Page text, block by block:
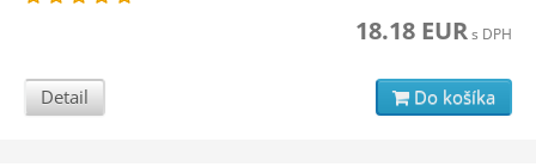
18.18 EURs DPH
Detail Do košíka